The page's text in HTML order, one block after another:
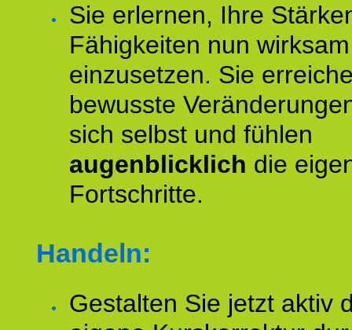
Sie erlernen, Ihre
Fähigkeiten nun wirksam
einzusetzen. Sie
bewusste
sich selbst und fühlen
augenblicklich die
Fortschritte.
Handeln:
Gestalten Sie jetzt aktiv